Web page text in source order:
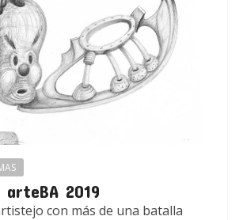
arteBA 2019
con más de una batalla